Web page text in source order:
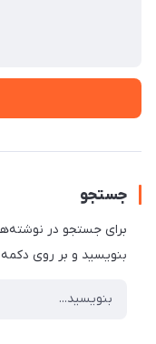
جستجو
برای جستجو در
بنویسید و بر روی